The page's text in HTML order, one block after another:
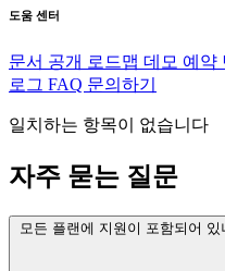
도움 센터
문서 공개 로드맵 데모 예약
로그 FAQ 문의하기
일치하는 항목이 없습니다
자주 묻는 질문
모든 플랜에 지원이 포함되어 있